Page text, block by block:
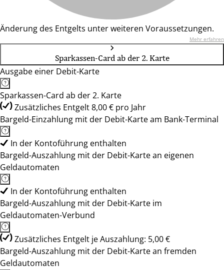
Änderung des Entgelts unter weiteren Voraussetzungen.
Mehr erfahren
Sparkassen-Card ab der 2. Karte
Ausgabe einer Debit-Karte
Sparkassen-Card ab der 2. Karte
Zusätzliches Entgelt 8,00 € pro Jahr
Bargeld-Einzahlung mit der Debit-Karte am Bank-Terminal
In der Kontoführung enthalten
Bargeld-Auszahlung mit der Debit-Karte an eigenen
Geldautomaten
In der Kontoführung enthalten
Bargeld-Auszahlung mit der Debit-Karte im
Geldautomaten-Verbund
Zusätzliches Entgelt je Auszahlung: 5,00 €
Bargeld-Auszahlung mit der Debit-Karte an fremden
Geldautomaten